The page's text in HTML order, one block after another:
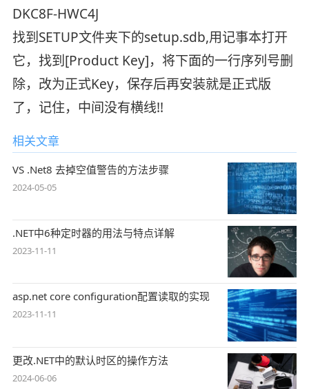
DKC8F-HWC4J
找到SETUP文件夹下的setup.sdb,用记事本打开
它，找到[Product Key]，将下面的一行序列号删
除，改为正式Key，保存后再安装就是正式版
了，记住，中间没有横线!!
相关文章
VS .Net8 去掉空值警告的方法步骤
2024-05-05
.NET中6种定时器的用法与特点详解
2023-11-11
asp.net core configuration配置读取的实现
2023-11-11
更改.NET中的默认时区的操作方法
2024-06-06